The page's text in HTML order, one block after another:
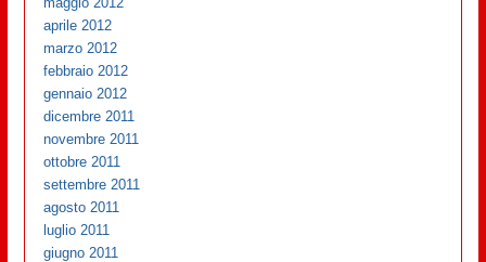
aprile 2012
marzo 2012
febbraio 2012
gennaio 2012
dicembre 2011
novembre 2011
ottobre 2011
settembre 2011
agosto 2011
luglio 2011
giugno 2011